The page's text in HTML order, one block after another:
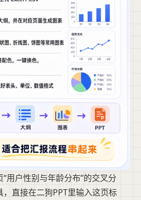
用户性别与年龄分布”的交叉分
直接在二狗PPT里输入这页标